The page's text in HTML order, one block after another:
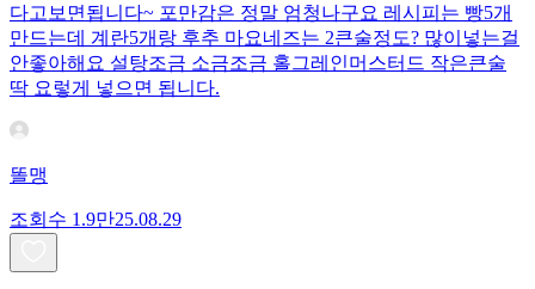
다고보면됩니다~ 포만감은 정말 엄청나구요 레시피는 빵5개
만드는데 계란5개랑 후추 마요네즈는 2큰술정도? 많이넣는걸
안좋아해요 설탕조금 소금조금 홀그레인머스터드 작은큰술
딱 요렇게 넣으면 됩니다.
똘맹
조회수 1.9만25.08.29